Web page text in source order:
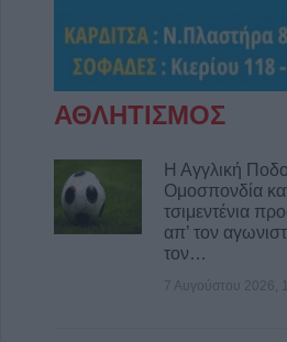
Ελληνικών και Δροσάτου
7 Αυγούστου 2026, 15:34
Ιερά Μητρόπολη:
κ. Τιμόθεου το διήμερο 8 &
7 Αυγούστου 2026, 15:07
Άνοιξε η πρόσκληση από την
Θεσσαλίας προς το Δήμο
πρόδρομα έργα πριν την
της Μεταμόρφωσης
7 Αυγούστου 2026, 15:02
ΑΘΛΗΤΙΣΜΟΣ
Η Αγγλική
Ομοσπονδία
τσιμεντένια
απ’ τον
τον…
7 Αυγούστου 2026,